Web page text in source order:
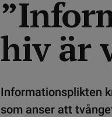
hiv är
Informationsplikten
som anser att